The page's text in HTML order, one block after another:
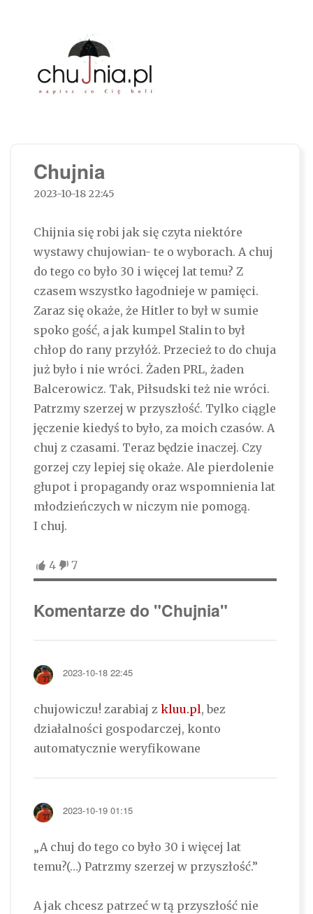
Chujnia
2023-10-18 22:45
Chijnia się robi jak się czyta niektóre
wystawy chujowian- te o wyborach. A chuj
do tego co było 30 i więcej lat temu? Z
czasem wszystko łagodnieje w pamięci.
Zaraz się okaże, że Hitler to był w sumie
spoko gość, a jak kumpel Stalin to był
chłop do rany przyłóż. Przecież to do chuja
już było i nie wróci. Żaden PRL, żaden
Balcerowicz. Tak, Piłsudski też nie wróci.
Patrzmy szerzej w przyszłość. Tylko ciągle
jęczenie kiedyś to było, za moich czasów. A
chuj z czasami. Teraz będzie inaczej. Czy
gorzej czy lepiej się okaże. Ale pierdolenie
głupot i propagandy oraz wspomnienia lat
młodzieńczych w niczym nie pomogą.
I chuj.
4 7
Komentarze do "Chujnia"
2023-10-18 22:45
chujowiczu! zarabiaj z kluu.pl, bez
działalności gospodarczej, konto
automatycznie weryfikowane
2023-10-19 01:15
„A chuj do tego co było 30 i więcej lat
temu?(…) Patrzmy szerzej w przyszłość.”
A jak chcesz patrzeć w tą przyszłość nie